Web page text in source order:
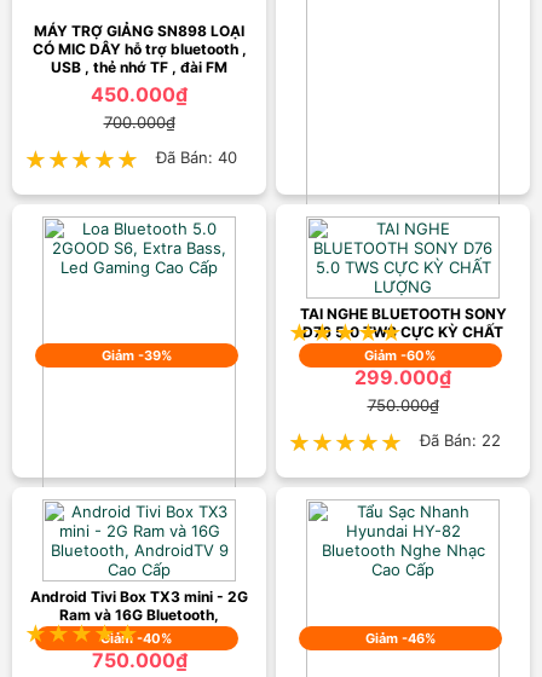
MÁY TRỢ GIẢNG SN898 LOẠI
CÓ MIC DÂY hỗ trợ bluetooth ,
USB , thẻ nhớ TF , đài FM
450.000₫
700.000₫
★★★★★
★★★★★ Đã Bán: 40
LOA BLUETOOTH ROBOT MINI
A9 BIG HERO SPEAKER
199.000₫
350.000₫
★★★★★
★★★★★ Đã Bán: 16
Giảm -39%
Loa Bluetooth 5.0 2GOOD S6,
Extra Bass, Led Gaming Cao
Cấp
399.000₫
650.000₫
★★★★★
★★★★★ Đã Bán: 18
Giảm -60%
TAI NGHE BLUETOOTH SONY
D76 5.0 TWS CỰC KỲ CHẤT
LƯỢNG
299.000₫
750.000₫
★★★★★
★★★★★ Đã Bán: 22
Giảm -40%
Android Tivi Box TX3 mini - 2G
Ram và 16G Bluetooth,
AndroidTV 9 Cao Cấp
750.000₫
Giảm -46%